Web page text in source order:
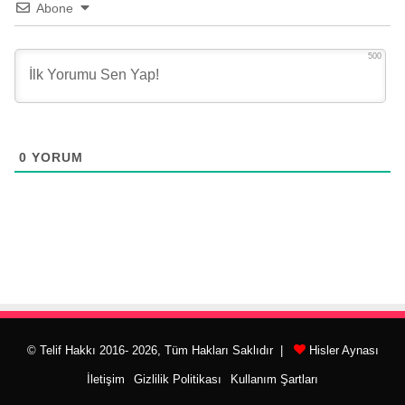
Abone
500
0 YORUM
© Telif Hakkı 2016- 2026, Tüm Hakları Saklıdır | Hisler Aynası
İletişim Gizlilik Politikası Kullanım Şartları